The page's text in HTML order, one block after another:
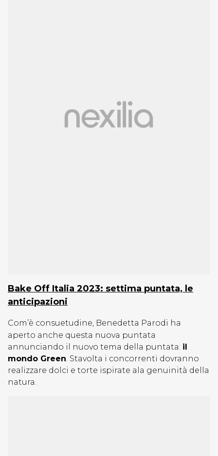
Bake Off Italia 2023: settima puntata, le
anticipazioni
Com’è consuetudine, Benedetta Parodi ha
aperto anche questa nuova puntata
annunciando il nuovo tema della puntata: il
mondo Green. Stavolta i concorrenti dovranno
realizzare dolci e torte ispirate ala genuinità della
natura.